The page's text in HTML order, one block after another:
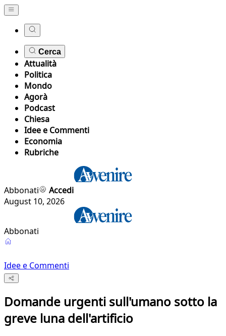
Cerca
Attualità
Politica
Mondo
Agorà
Podcast
Chiesa
Idee e Commenti
Economia
Rubriche
Abbonati
Accedi
August 10, 2026
Abbonati
Idee e Commenti
Domande urgenti sull'umano sotto la
greve luna dell'artificio